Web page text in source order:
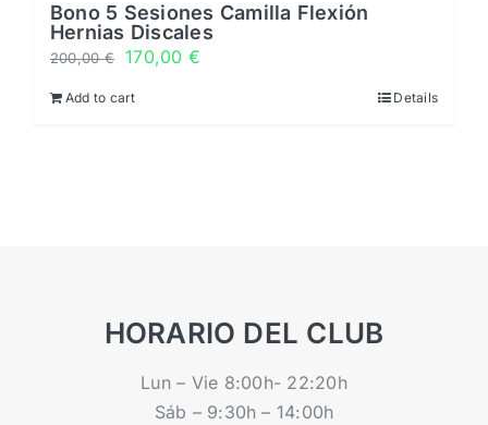
Bono 5 Sesiones Camilla Flexión
Hernias Discales
200,00€ 170,00 €
Add to cart Details
HORARIO DEL CLUB
Lun – Vie 8:00h- 22:20h
Sáb – 9:30h – 14:00h